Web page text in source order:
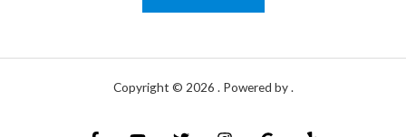
Copyright © 2026 . Powered by .